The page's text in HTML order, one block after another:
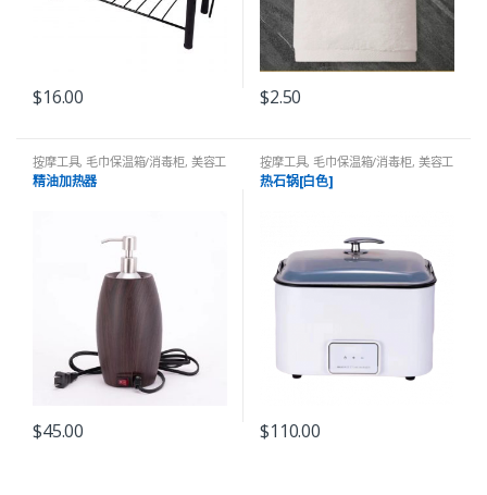
$16.00 $2.50
按摩工具,毛巾保温箱/消毒柜, 美容工
具
精油加热器
$45.00
按摩工具,毛巾保温箱/消毒柜, 美容工
具
热石锅[白色]
$110.00